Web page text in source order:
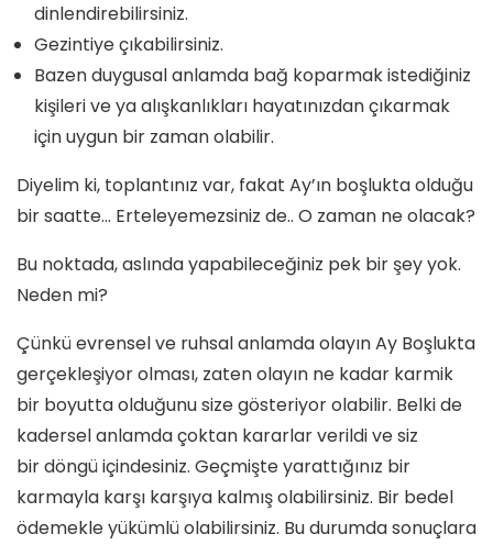
dinlendirebilirsiniz.
Gezintiye çıkabilirsiniz.
Bazen duygusal anlamda bağ koparmak istediğiniz
kişileri ve ya alışkanlıkları hayatınızdan çıkarmak
için uygun bir zaman olabilir.
Diyelim ki, toplantınız var, fakat Ay’ın boşlukta olduğu
bir saatte… Erteleyemezsiniz de.. O zaman ne olacak?
Bu noktada, aslında yapabileceğiniz pek bir şey yok.
Neden mi?
Çünkü evrensel ve ruhsal anlamda olayın Ay Boşlukta
gerçekleşiyor olması, zaten olayın ne kadar karmik
bir boyutta olduğunu size gösteriyor olabilir. Belki de
kadersel anlamda çoktan kararlar verildi ve siz
bir döngü içindesiniz. Geçmişte yarattığınız bir
karmayla karşı karşıya kalmış olabilirsiniz. Bir bedel
ödemekle yükümlü olabilirsiniz. Bu durumda sonuçlara